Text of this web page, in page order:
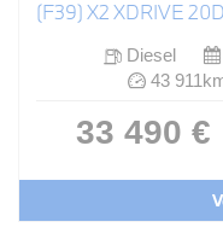
(F39) X2 XDRIVE
Diesel
43
33 490 €